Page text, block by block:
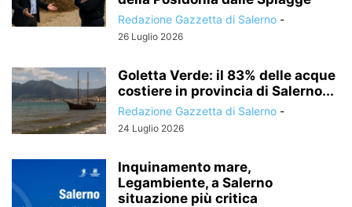
Redazione Gazzetta di Salerno -
26 Luglio 2026
Goletta Verde: il 83% delle acque
costiere in provincia di Salerno...
Redazione Gazzetta di Salerno -
24 Luglio 2026
Inquinamento mare,
Legambiente, a Salerno
situazione più critica